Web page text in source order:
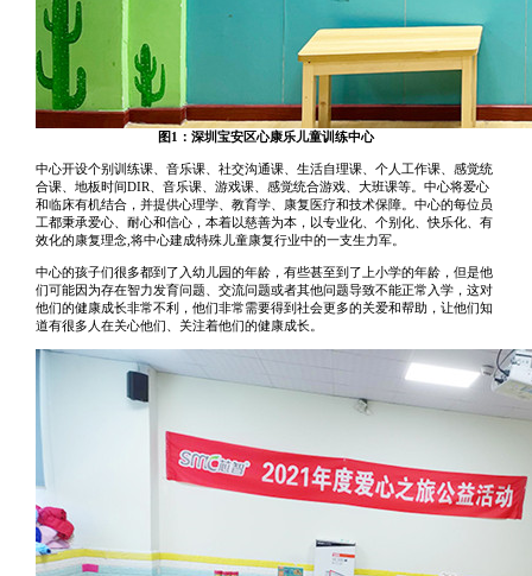
图1：深圳宝安区心康乐儿童训练中心
中心开设个别训练课、音乐课、社交沟通课、生活自理课、个人工作课、感觉统
合课、地板时间DIR、音乐课、游戏课、感觉统合游戏、大班课等。中心将爱心
和临床有机结合，并提供心理学、教育学、康复医疗和技术保障。中心的每位员
工都秉承爱心、耐心和信心，本着以慈善为本，以专业化、个别化、快乐化、有
效化的康复理念,将中心建成特殊儿童康复行业中的一支生力军。
中心的孩子们很多都到了入幼儿园的年龄，有些甚至到了上小学的年龄，但是他
们可能因为存在智力发育问题、交流问题或者其他问题导致不能正常入学，这对
他们的健康成长非常不利，他们非常需要得到社会更多的关爱和帮助，让他们知
道有很多人在关心他们、关注着他们的健康成长。